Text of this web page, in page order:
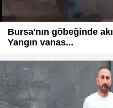
Bursa'nın göbeğinde
Yangın vanas...